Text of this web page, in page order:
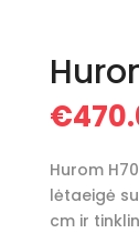
€
Hurom
lėtaeigė
cm ir